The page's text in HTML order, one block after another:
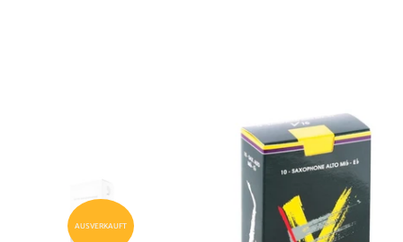
AUSVERKAUFT